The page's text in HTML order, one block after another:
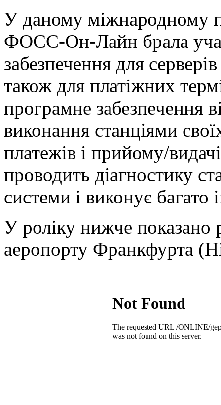
У даному міжнародному
ФОСС-Он-Лайн брала
забезпечення для
також для платіжних
програмне забезпечення
виконання станціями
платежів і прийому/
проводить діагностику
системи і виконує багато
У роліку нижче
аеропорту Франкфурта